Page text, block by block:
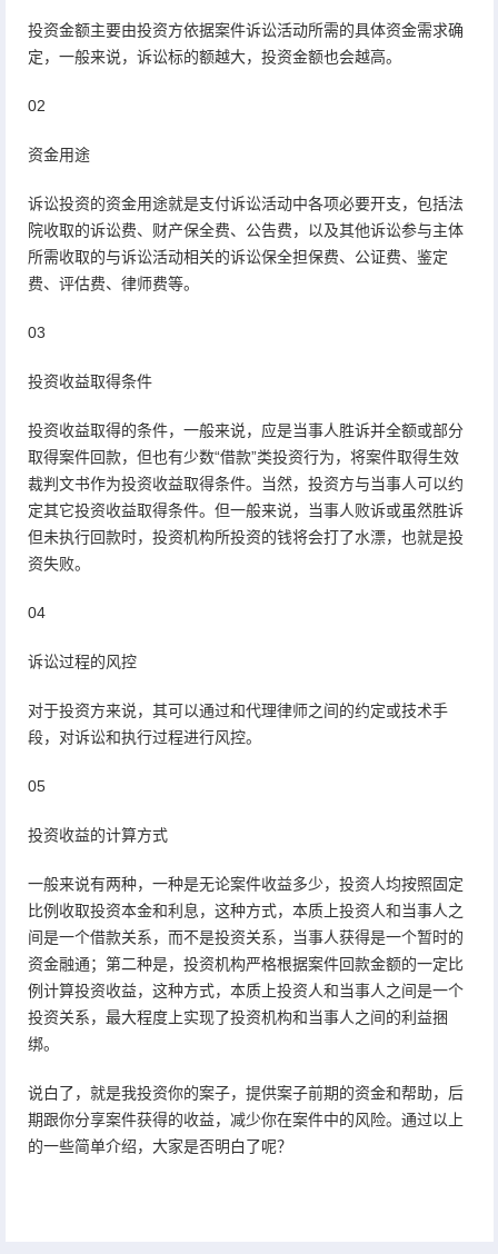
投资金额主要由投资方依据案件诉讼活动所需的具体资金需求确
定，一般来说，诉讼标的额越大，投资金额也会越高。
02
资金用途
诉讼投资的资金用途就是支付诉讼活动中各项必要开支，包括法
院收取的诉讼费、财产保全费、公告费，以及其他诉讼参与主体
所需收取的与诉讼活动相关的诉讼保全担保费、公证费、鉴定
费、评估费、律师费等。
03
投资收益取得条件
投资收益取得的条件，一般来说，应是当事人胜诉并全额或部分
取得案件回款，但也有少数“借款”类投资行为，将案件取得生效
裁判文书作为投资收益取得条件。当然，投资方与当事人可以约
定其它投资收益取得条件。但一般来说，当事人败诉或虽然胜诉
但未执行回款时，投资机构所投资的钱将会打了水漂，也就是投
资失败。
04
诉讼过程的风控
对于投资方来说，其可以通过和代理律师之间的约定或技术手
段，对诉讼和执行过程进行风控。
05
投资收益的计算方式
一般来说有两种，一种是无论案件收益多少，投资人均按照固定
比例收取投资本金和利息，这种方式，本质上投资人和当事人之
间是一个借款关系，而不是投资关系，当事人获得是一个暂时的
资金融通；第二种是，投资机构严格根据案件回款金额的一定比
例计算投资收益，这种方式，本质上投资人和当事人之间是一个
投资关系，最大程度上实现了投资机构和当事人之间的利益捆
绑。
说白了，就是我投资你的案子，提供案子前期的资金和帮助，后
期跟你分享案件获得的收益，减少你在案件中的风险。通过以上
的一些简单介绍，大家是否明白了呢？